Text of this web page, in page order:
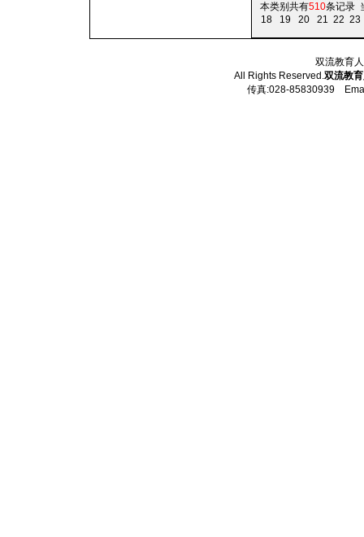
本类别共有510条记录
18
19 20 21 22 23
双流教育
All Rights Reserved.双流教
传真:028-85830939